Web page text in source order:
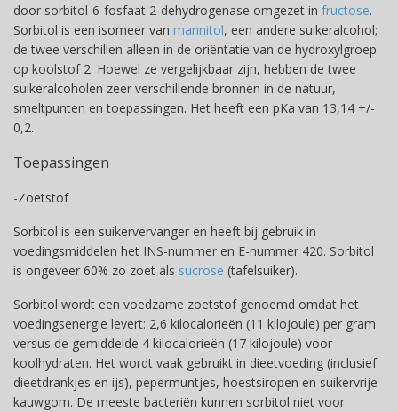
door sorbitol-6-fosfaat 2-dehydrogenase omgezet in fructose.
Sorbitol is een isomeer van mannitol, een andere suikeralcohol;
de twee verschillen alleen in de oriëntatie van de hydroxylgroep
op koolstof 2. Hoewel ze vergelijkbaar zijn, hebben de twee
suikeralcoholen zeer verschillende bronnen in de natuur,
smeltpunten en toepassingen. Het heeft een pKa van 13,14 +/-
0,2.
Toepassingen
-Zoetstof
Sorbitol is een suikervervanger en heeft bij gebruik in
voedingsmiddelen het INS-nummer en E-nummer 420. Sorbitol
is ongeveer 60% zo zoet als sucrose (tafelsuiker).
Sorbitol wordt een voedzame zoetstof genoemd omdat het
voedingsenergie levert: 2,6 kilocalorieën (11 kilojoule) per gram
versus de gemiddelde 4 kilocalorieën (17 kilojoule) voor
koolhydraten. Het wordt vaak gebruikt in dieetvoeding (inclusief
dieetdrankjes en ijs), pepermuntjes, hoestsiropen en suikervrije
kauwgom. De meeste bacteriën kunnen sorbitol niet voor